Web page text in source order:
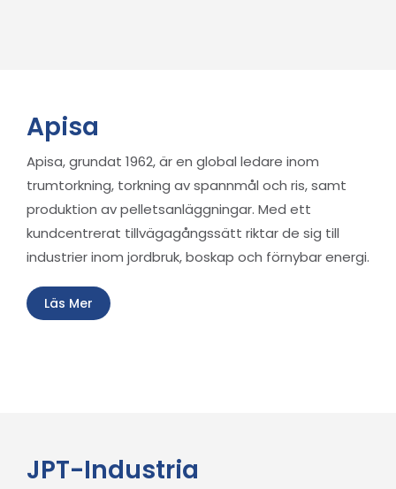
Apisa
Apisa, grundat 1962, är en global ledare inom
trumtorkning, torkning av spannmål och ris, samt
produktion av pelletsanläggningar. Med ett
kundcentrerat tillvägagångssätt riktar de sig till
industrier inom jordbruk, boskap och förnybar energi.
Läs Mer
JPT-Industria